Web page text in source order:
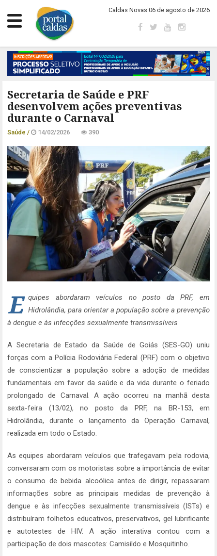
Caldas Novas 06 de agosto de 2026
Secretaria de Saúde e PRF
desenvolvem ações preventivas
durante o Carnaval
Saúde / 14/02/2026 390
E quipes abordaram veículos no posto da PRF, em
Hidrolândia, para orientar a população sobre a prevenção
à dengue e às infecções sexualmente transmissíveis
A Secretaria de Estado da Saúde de Goiás (SES-GO) uniu
forças com a Polícia Rodoviária Federal (PRF) com o objetivo
de conscientizar a população sobre a adoção de medidas
fundamentais em favor da saúde e da vida durante o feriado
prolongado de Carnaval. A ação ocorreu na manhã desta
sexta-feira (13/02), no posto da PRF, na BR-153, em
Hidrolândia, durante o lançamento da Operação Carnaval,
realizada em todo o Estado.
As equipes abordaram veículos que trafegavam pela rodovia,
conversaram com os motoristas sobre a importância de evitar
o consumo de bebida alcoólica antes de dirigir, repassaram
informações sobre as principais medidas de prevenção à
dengue e às infecções sexualmente transmissíveis (ISTs) e
distribuíram folhetos educativos, preservativos, gel lubrificante
e autotestes de HIV. A ação interativa contou com a
participação de dois mascotes: Camisildo e Mosquitinho.